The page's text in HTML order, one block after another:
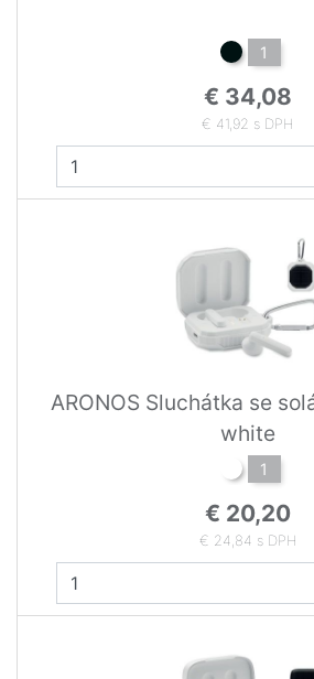
1
€ 34,08
€ 41,92 s DPH
ARONOS Sluchátka se
white
1
€ 20,20
€ 24,84 s DPH